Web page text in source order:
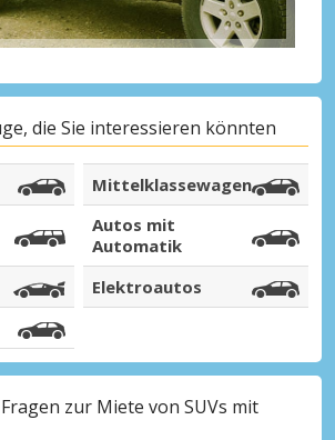
die Sie interessieren könnten
Mittelklassewagen
Autos mit
Automatik
Elektroautos
zur Miete von SUVs mit